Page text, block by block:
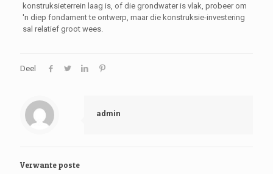
konstruksieterrein laag is, of die grondwater is vlak, probeer om
'n diep fondament te ontwerp, maar die konstruksie-investering
sal relatief groot wees.
Deel
admin
Verwante poste